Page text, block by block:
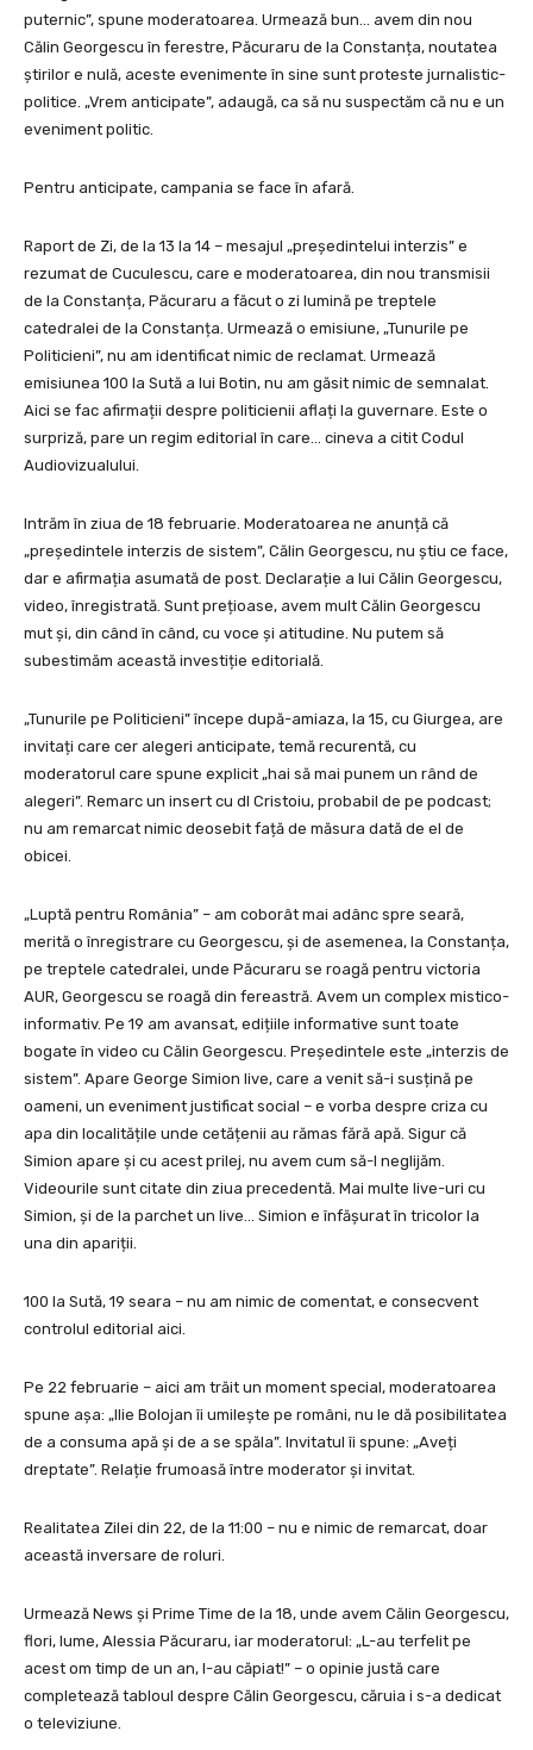
puternic”, spune moderatoarea. Urmează bun… avem din nou
Călin Georgescu în ferestre, Păcuraru de la Constanța, noutatea
știrilor e nulă, aceste evenimente în sine sunt proteste jurnalistic-
politice. „Vrem anticipate”, adaugă, ca să nu suspectăm că nu e un
eveniment politic.
Pentru anticipate, campania se face în afară.
Raport de Zi, de la 13 la 14 – mesajul „președintelui interzis” e
rezumat de Cuculescu, care e moderatoarea, din nou transmisii
de la Constanța, Păcuraru a făcut o zi lumină pe treptele
catedralei de la Constanța. Urmează o emisiune, „Tunurile pe
Politicieni”, nu am identificat nimic de reclamat. Urmează
emisiunea 100 la Sută a lui Botin, nu am găsit nimic de semnalat.
Aici se fac afirmații despre politicienii aflați la guvernare. Este o
surpriză, pare un regim editorial în care… cineva a citit Codul
Audiovizualului.
Intrăm în ziua de 18 februarie. Moderatoarea ne anunță că
„președintele interzis de sistem”, Călin Georgescu, nu știu ce face,
dar e afirmația asumată de post. Declarație a lui Călin Georgescu,
video, înregistrată. Sunt prețioase, avem mult Călin Georgescu
mut și, din când în când, cu voce și atitudine. Nu putem să
subestimăm această investiție editorială.
„Tunurile pe Politicieni” începe după-amiaza, la 15, cu Giurgea, are
invitați care cer alegeri anticipate, temă recurentă, cu
moderatorul care spune explicit „hai să mai punem un rând de
alegeri”. Remarc un insert cu dl Cristoiu, probabil de pe podcast;
nu am remarcat nimic deosebit față de măsura dată de el de
obicei.
„Luptă pentru România” – am coborât mai adânc spre seară,
merită o înregistrare cu Georgescu, și de asemenea, la Constanța,
pe treptele catedralei, unde Păcuraru se roagă pentru victoria
AUR, Georgescu se roagă din fereastră. Avem un complex mistico-
informativ. Pe 19 am avansat, edițiile informative sunt toate
bogate în video cu Călin Georgescu. Președintele este „interzis de
sistem”. Apare George Simion live, care a venit să-i susțină pe
oameni, un eveniment justificat social – e vorba despre criza cu
apa din localitățile unde cetățenii au rămas fără apă. Sigur că
Simion apare și cu acest prilej, nu avem cum să-l neglijăm.
Videourile sunt citate din ziua precedentă. Mai multe live-uri cu
Simion, și de la parchet un live… Simion e înfășurat în tricolor la
una din apariții.
100 la Sută, 19 seara – nu am nimic de comentat, e consecvent
controlul editorial aici.
Pe 22 februarie – aici am trăit un moment special, moderatoarea
spune așa: „Ilie Bolojan îi umilește pe români, nu le dă posibilitatea
de a consuma apă și de a se spăla”. Invitatul îi spune: „Aveți
dreptate”. Relație frumoasă între moderator și invitat.
Realitatea Zilei din 22, de la 11:00 – nu e nimic de remarcat, doar
această inversare de roluri.
Urmează News și Prime Time de la 18, unde avem Călin Georgescu,
flori, lume, Alessia Păcuraru, iar moderatorul: „L-au terfelit pe
acest om timp de un an, l-au căpiat!” – o opinie justă care
completează tabloul despre Călin Georgescu, căruia i s-a dedicat
o televiziune.